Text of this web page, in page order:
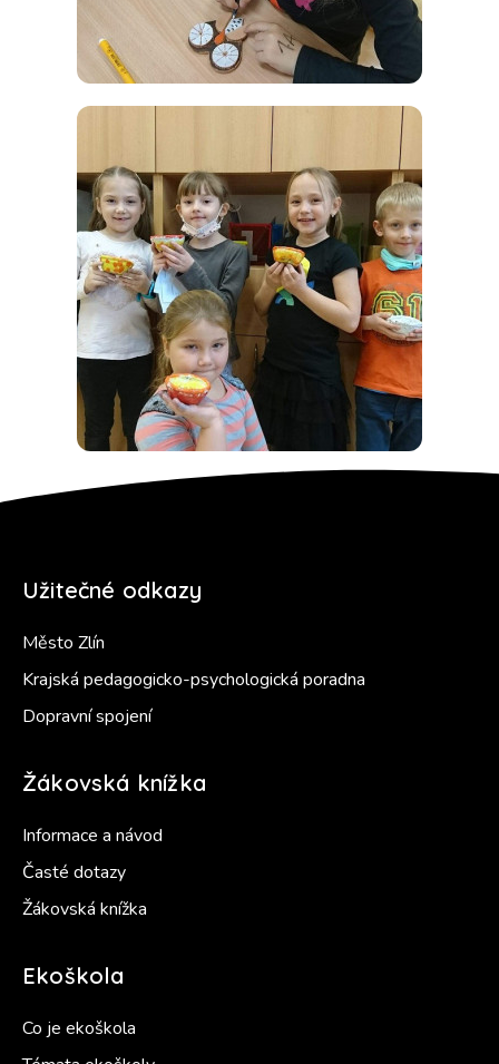
Užitečné odkazy
Město Zlín
Krajská pedagogicko-psychologická poradna
Dopravní spojení
Žákovská knížka
Informace a návod
Časté dotazy
Žákovská knížka
Ekoškola
Co je ekoškola